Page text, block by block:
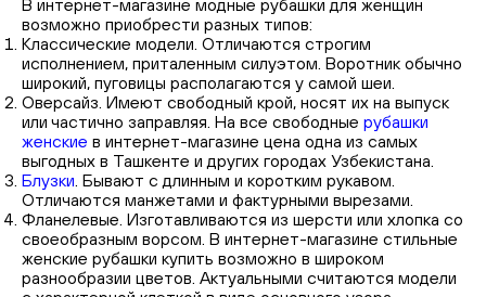
В интернет-магазине модные рубашки для женщин
возможно приобрести разных типов:
Классические модели. Отличаются строгим
исполнением, приталенным силуэтом. Воротник обычно
широкий, пуговицы располагаются у самой шеи.
Оверсайз. Имеют свободный крой, носят их на выпуск
или частично заправляя. На все свободные рубашки
женские в интернет-магазине цена одна из самых
выгодных в Ташкенте и других городах Узбекистана.
Блузки. Бывают с длинным и коротким рукавом.
Отличаются манжетами и фактурными вырезами.
Фланелевые. Изготавливаются из шерсти или хлопка со
своеобразным ворсом. В интернет-магазине стильные
женские рубашки купить возможно в широком
разнообразии цветов. Актуальными считаются модели